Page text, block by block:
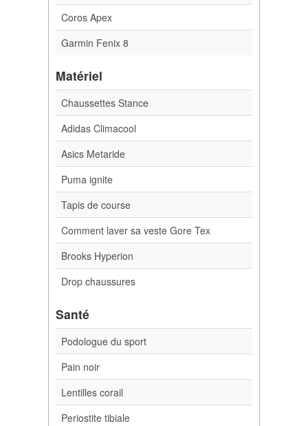
Coros Apex
Garmin Fenix 8
Matériel
Chaussettes Stance
Adidas Climacool
Asics Metaride
Puma ignite
Tapis de course
Comment laver sa veste Gore Tex
Brooks Hyperion
Drop chaussures
Santé
Podologue du sport
Pain noir
Lentilles corail
Periostite tibiale